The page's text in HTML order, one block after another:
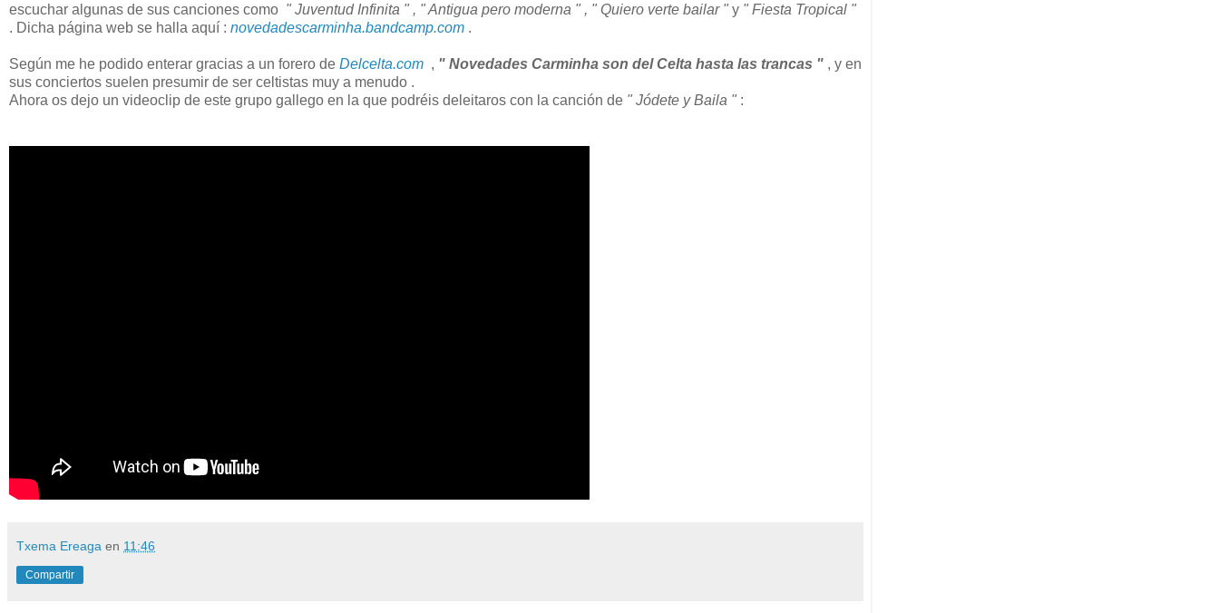
escuchar algunas de sus canciones como " Juventud Infinita " , " Antigua pero moderna " , " Quiero verte bailar " y " Fiesta Tropical "
. Dicha página web se halla aquí : novedadescarminha.bandcamp.com .
Según me he podido enterar gracias a un forero de Delcelta.com , " Novedades Carminha son del Celta hasta las trancas " , y en
sus conciertos suelen presumir de ser celtistas muy a menudo .
Ahora os dejo un videoclip de este grupo gallego en la que podréis deleitaros con la canción de " Jódete y Baila " :
Txema Ereaga en 11:46
Compartir